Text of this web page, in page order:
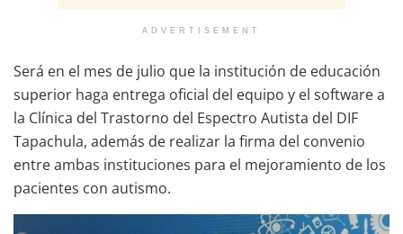
ADVERTISEMENT
Será en el mes de julio que la institución de educación
superior haga entrega oficial del equipo y el software a
la Clínica del Trastorno del Espectro Autista del DIF
Tapachula, además de realizar la firma del convenio
entre ambas instituciones para el mejoramiento de los
pacientes con autismo.